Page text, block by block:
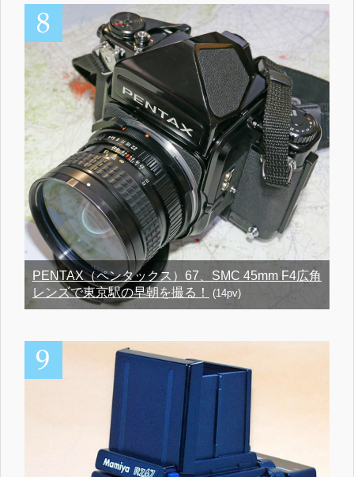
PENTAX（ペンタックス）67、SMC 45mm F4広角
レンズで東京駅の早朝を撮る！
(14pv)